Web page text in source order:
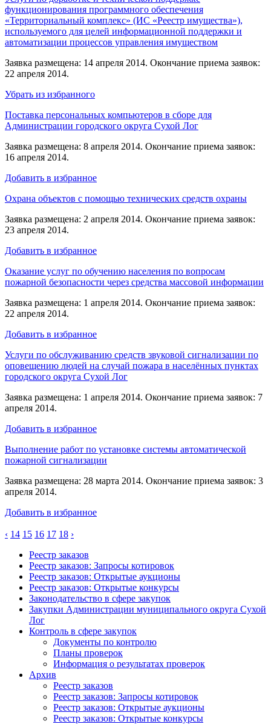
функционирования программного обеспечения
«Территориальный комплекс» (ИС «Реестр имущества»),
используемого для целей информационной поддержки и
автоматизации процессов управления имуществом
Заявка размещена: 14 апреля 2014. Окончание приема заявок:
22 апреля 2014.
Убрать из избранного
Поставка персональных компьютеров в сборе для
Администрации городского округа Сухой Лог
Заявка размещена: 8 апреля 2014. Окончание приема заявок:
16 апреля 2014.
Добавить в избранное
Охрана объектов с помощью технических средств охраны
Заявка размещена: 2 апреля 2014. Окончание приема заявок:
23 апреля 2014.
Добавить в избранное
Оказание услуг по обучению населения по вопросам
пожарной безопасности через средства массовой информации
Заявка размещена: 1 апреля 2014. Окончание приема заявок:
22 апреля 2014.
Добавить в избранное
Услуги по обслуживанию средств звуковой сигнализации по
оповещению людей на случай пожара в населённых пунктах
городского округа Сухой Лог
Заявка размещена: 1 апреля 2014. Окончание приема заявок: 7
апреля 2014.
Добавить в избранное
Выполнение работ по установке системы автоматической
пожарной сигнализации
Заявка размещена: 28 марта 2014. Окончание приема заявок: 3
апреля 2014.
Добавить в избранное
‹ 14 15 16 17 18 ›
Реестр заказов
Реестр заказов: Запросы котировок
Реестр заказов: Открытые аукционы
Реестр заказов: Открытые конкурсы
Законодательство в сфере закупок
Закупки Администрации муниципального округа Сухой
Лог
Контроль в сфере закупок
Документы по контролю
Планы проверок
Информация о результатах проверок
Архив
Реестр заказов
Реестр заказов: Запросы котировок
Реестр заказов: Открытые аукционы
Реестр заказов: Открытые конкурсы